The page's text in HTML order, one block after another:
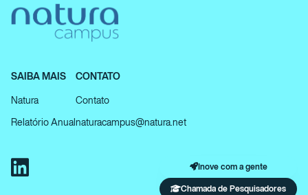
Inove com a gente
Chamada de Pesquisadores
SAIBA MAIS
Natura
Relatório Anual
CONTATO
Contato
naturacampus@natura.net